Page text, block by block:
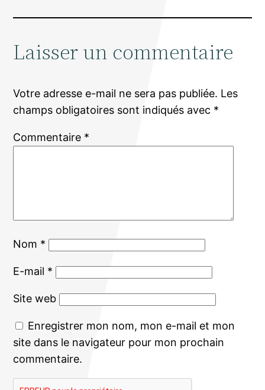
Laisser un commentaire
Votre adresse e-mail ne sera pas publiée. Les
champs obligatoires sont indiqués avec *
Commentaire *
Nom *
E-mail *
Site web
Enregistrer mon nom, mon e-mail et mon
site dans le navigateur pour mon prochain
commentaire.